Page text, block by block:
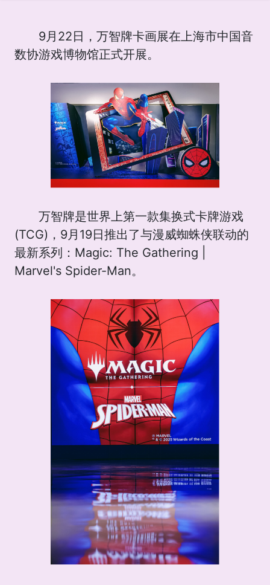
9月22日，万智牌卡画展在上海市中国音
数协游戏博物馆正式开展。
万智牌是世界上第一款集换式卡牌游戏
(TCG)，9月19日推出了与漫威蜘蛛侠联动的
最新系列：Magic: The Gathering |
Marvel's Spider-Man。